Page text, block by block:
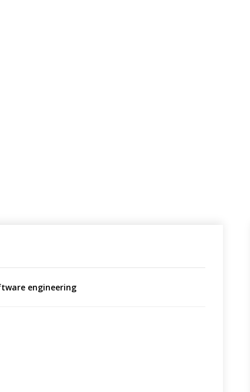
engineering